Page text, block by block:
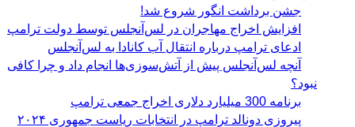
جشن برداشت انگور شروع شد!
افزایش اخراج مهاجران در لس‌آنجلس توسط دولت ترامپ
ادعای ترامپ درباره انتقال آب کانادا به لس‌آنجلس
آنچه لس‌آنجلس پیش از آتش‌سوزی‌ها انجام داد و چرا کافی
نبود؟
برنامه 300 میلیارد دلاری اخراج جمعی ترامپ
پیروزی دونالد ترامپ در انتخابات ریاست جمهوری ۲۰۲۴